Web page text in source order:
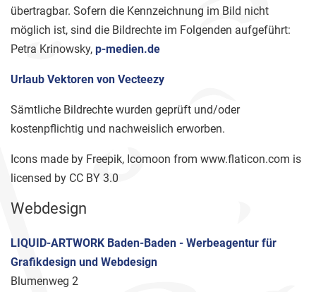
übertragbar. Sofern die Kennzeichnung im Bild nicht
möglich ist, sind die Bildrechte im Folgenden aufgeführt:
Petra Krinowsky, p-medien.de
Urlaub Vektoren von Vecteezy
Sämtliche Bildrechte wurden geprüft und/oder
kostenpflichtig und nachweislich erworben.
Icons made by Freepik, Icomoon from www.flaticon.com is
licensed by CC BY 3.0
Webdesign
LIQUID-ARTWORK Baden-Baden - Werbeagentur für
Grafikdesign und Webdesign
Blumenweg 2